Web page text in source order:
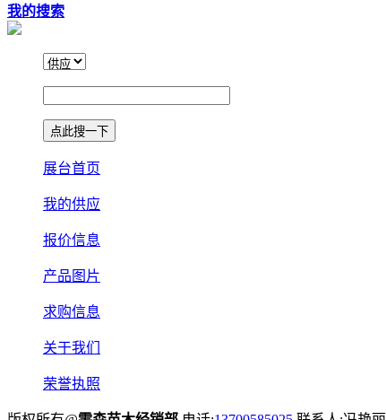
我的搜索
展台首页
我的供应
报价信息
产品图片
求购信息
关于我们
荣誉执照